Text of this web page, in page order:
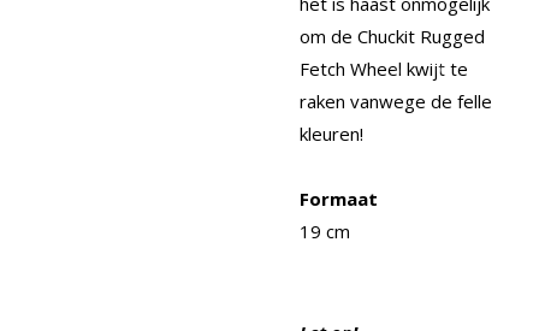
om de Chuckit Rugged
Fetch Wheel kwijt te
raken vanwege de felle
kleuren!
Formaat
19 cm